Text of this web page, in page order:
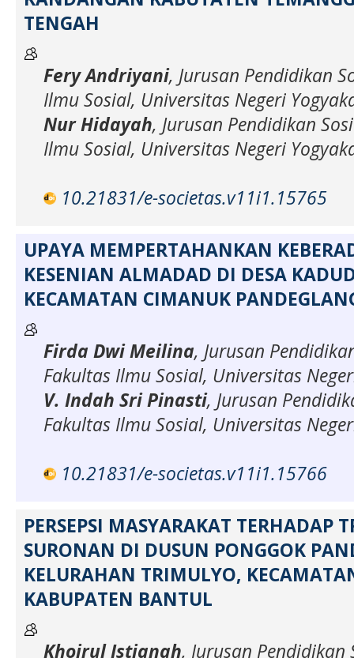
TENGAH
Fery Andriyani, Jurusan Pendidikan
Ilmu Sosial, Universitas Negeri
Nur Hidayah, Jurusan Pendidikan
Ilmu Sosial, Universitas Negeri
10.21831/e-societas.v11i1.15765
UPAYA MEMPERTAHANKAN
KESENIAN ALMADAD DI DESA
KECAMATAN CIMANUK
Firda Dwi Meilina, Jurusan
Fakultas Ilmu Sosial, Universitas
V. Indah Sri Pinasti, Jurusan
Fakultas Ilmu Sosial, Universitas
10.21831/e-societas.v11i1.15766
PERSEPSI MASYARAKAT TERHADAP
SURONAN DI DUSUN PONGGOK
KELURAHAN TRIMULYO,
KABUPATEN BANTUL
Khoirul Istianah, Jurusan Pendidikan